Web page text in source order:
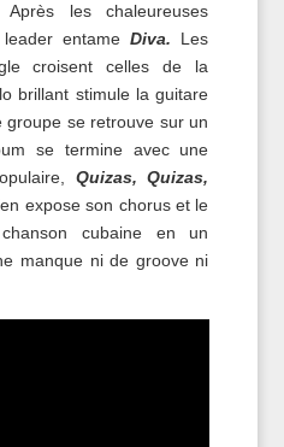
les chaleureuses
leader entameDiva. Les
croisent celles de la
brillant stimule la guitare
groupe se retrouve sur un
se termine avec une
Quizas, Quizas,
expose son chorus et le
cubaine en un
manque ni de groove ni